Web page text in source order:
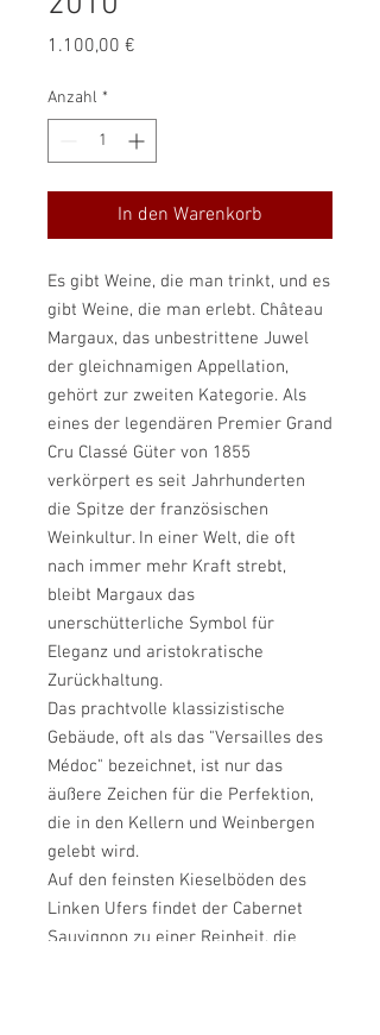
1.100,00 €
Anzahl *
In den Warenkorb
Es gibt Weine, die man trinkt, und es
gibt Weine, die man erlebt. Château
Margaux, das unbestrittene Juwel
der gleichnamigen Appellation,
gehört zur zweiten Kategorie. Als
eines der legendären Premier Grand
Cru Classé Güter von 1855
verkörpert es seit Jahrhunderten
die Spitze der französischen
Weinkultur. In einer Welt, die oft
nach immer mehr Kraft strebt,
bleibt Margaux das
unerschütterliche Symbol für
Eleganz und aristokratische
Zurückhaltung.
Das prachtvolle klassizistische
Gebäude, oft als das "Versailles des
Médoc" bezeichnet, ist nur das
äußere Zeichen für die Perfektion,
die in den Kellern und Weinbergen
gelebt wird.
Auf den feinsten Kieselböden des
Linken Ufers findet der Cabernet
Sauvignon zu einer Reinheit, die